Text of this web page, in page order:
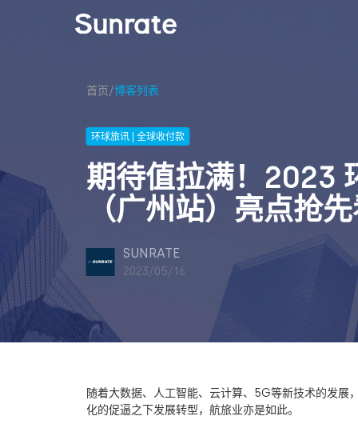
首页/博客列表
环球旅讯 | 全球收付款
期待值拉满！2023
（广州站）亮点抢
SUNRATE
2023/05/16
随着大数据、人工智能、云计算、 5G等新技术的发展
化的促逼之下发展转型，航旅业亦是如此。